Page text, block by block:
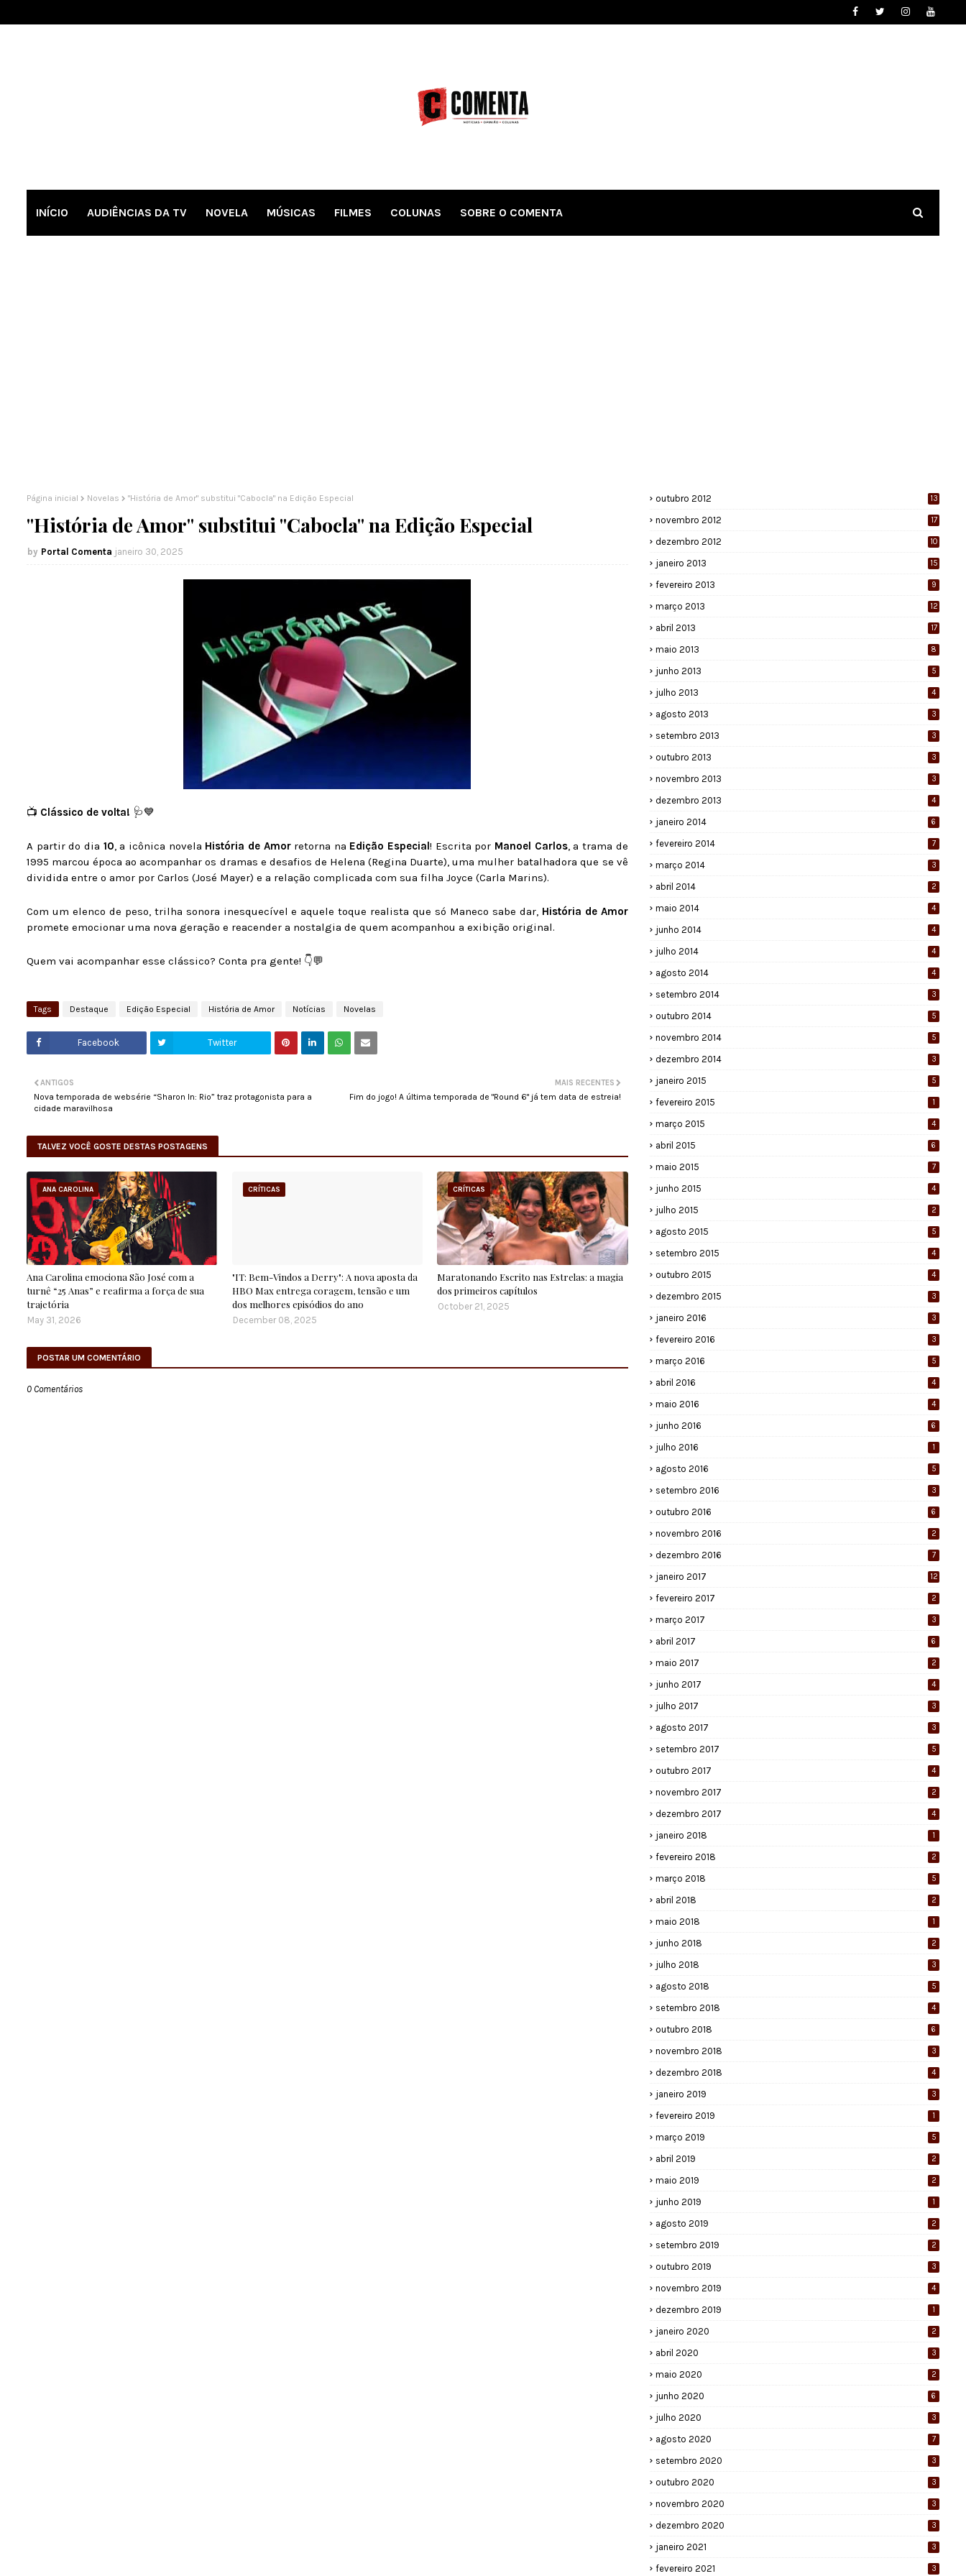
INÍCIO AUDIÊNCIAS DA TV NOVELA MÚSICAS FILMES COLUNAS SOBRE O COMENTA
Página inicial Novelas "História de Amor" substitui "Cabocla" na Edição Especial
"História de Amor" substitui "Cabocla" na Edição Especial
Portal Comenta janeiro 30, 2025
📺 Clássico de volta! 🩺💙
A partir do dia 10, a icônica novela História de Amorretorna na Edição Especial! Escrita por Manoel Carlos, a trama de
1995 marcou época ao acompanhar os dramas e desafios de Helena (Regina Duarte), uma mulher batalhadora que se vê
dividida entre o amor por Carlos (José Mayer) e a relação complicada com sua filha Joyce (Carla Marins).
Com um elenco de peso, trilha sonora inesquecível e aquele toque realista que só Maneco sabe dar, História de Amor
promete emocionar uma nova geração e reacender a nostalgia de quem acompanhou a exibição original.
Quem vai acompanhar esse clássico? Conta pra gente! 👇💬
Tags Destaque Edição Especial História de Amor Notícias Novelas
Facebook Twitter
MAIS RECENTES
Fim do jogo! A última temporada de "Round 6" já tem data de estreia!
ANTIGOS
Nova temporada de websérie “Sharon In: Rio” traz protagonista para a
cidade maravilhosa
TALVEZ VOCÊ GOSTE DESTAS POSTAGENS
ANA CAROLINA
Ana Carolina emociona São José com a
turnê “25 Anas” e reafirma a força de sua
trajetória
May 31, 2026
CRÍTICAS
"IT: Bem-Vindos a Derry": A nova aposta da
HBO Max entrega coragem, tensão e um
dos melhores episódios do ano
December 08, 2025
CRÍTICAS
Maratonando Escrito nas Estrelas: a magia
dos primeiros capítulos
October 21, 2025
POSTAR UM COMENTÁRIO
0 Comentários
outubro 2012 13
novembro 2012 17
dezembro 2012 10
janeiro 2013 15
fevereiro 2013 9
março 2013 12
abril 2013 17
maio 2013 8
junho 2013 5
julho 2013 4
agosto 2013 3
setembro 2013 3
outubro 2013 3
novembro 2013 3
dezembro 2013 4
janeiro 2014 6
fevereiro 2014 7
março 2014 3
abril 2014 2
maio 2014 4
junho 2014 4
julho 2014 4
agosto 2014 4
setembro 2014 3
outubro 2014 5
novembro 2014 5
dezembro 2014 3
janeiro 2015 5
fevereiro 2015 1
março 2015 4
abril 2015 6
maio 2015 7
junho 2015 4
julho 2015 2
agosto 2015 5
setembro 2015 4
outubro 2015 4
dezembro 2015 3
janeiro 2016 3
fevereiro 2016 3
março 2016 5
abril 2016 4
maio 2016 4
junho 2016 6
julho 2016 1
agosto 2016 5
setembro 2016 3
outubro 2016 6
novembro 2016 2
dezembro 2016 7
janeiro 2017 12
fevereiro 2017 2
março 2017 3
abril 2017 6
maio 2017 2
junho 2017 4
julho 2017 3
agosto 2017 3
setembro 2017 5
outubro 2017 4
novembro 2017 2
dezembro 2017 4
janeiro 2018 1
fevereiro 2018 2
março 2018 5
abril 2018 2
maio 2018 1
junho 2018 2
julho 2018 3
agosto 2018 5
setembro 2018 4
outubro 2018 6
novembro 2018 3
dezembro 2018 4
janeiro 2019 3
fevereiro 2019 1
março 2019 5
abril 2019 2
maio 2019 2
junho 2019 1
agosto 2019 2
setembro 2019 2
outubro 2019 3
novembro 2019 4
dezembro 2019 1
janeiro 2020 2
abril 2020 3
maio 2020 2
junho 2020 6
julho 2020 3
agosto 2020 7
setembro 2020 3
outubro 2020 3
novembro 2020 3
dezembro 2020 3
janeiro 2021 3
fevereiro 2021 3